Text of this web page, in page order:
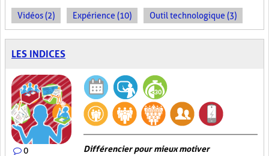
Vidéos (2) Expérience (10) Outil technologique (3)
LES INDICES
0 Différencier pour mieux motiver